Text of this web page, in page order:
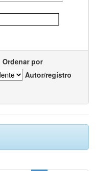
Ordenar por
Autor/registro